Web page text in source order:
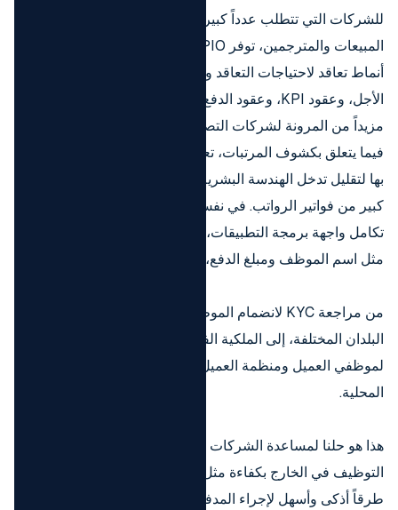
للشركات التي تتطلب عدداً كبيراً من الموظفين المرنين، مثل
أنماط تعاقد لاحتياجات التعاقد والدفع لكل شركة: العقود طويلة
الأجل، وعقود KPI، وعقود الدفع حسب الاستخدام، مما يوفر
مزيداً من المرونة لشركات التصنيع لتوظيف العمال في الخارج.
بها لتقليل تدخل الهندسة البشرية وتحقيق المحاسبة التلقائية لعدد
كبير من فواتير الرواتب. في نفس الوقت، من خلال استخدام
تكامل واجهة برمجة التطبيقات، يضمن النقل الخاص للمعلومات
مثل اسم الموظف ومبلغ الدفع، ويحقق وظيفة التسوية الفورية.
من مراجعة KYC لانضمام الموظفين، واحتياجات الرواتب في
البلدان المختلفة، إلى الملكية الفكرية وخصوصية البيانات
المحلية.
هذا هو حلنا لمساعدة الشركات حول العالم على حل مشكلة إدارة
التوظيف في الخارج بكفاءة مثل شركة تصنيع. معاً، دعونا نحقق
طرقاً أذكى وأسهل لإجراء المدفوعات وتقديم خدمة أفضل